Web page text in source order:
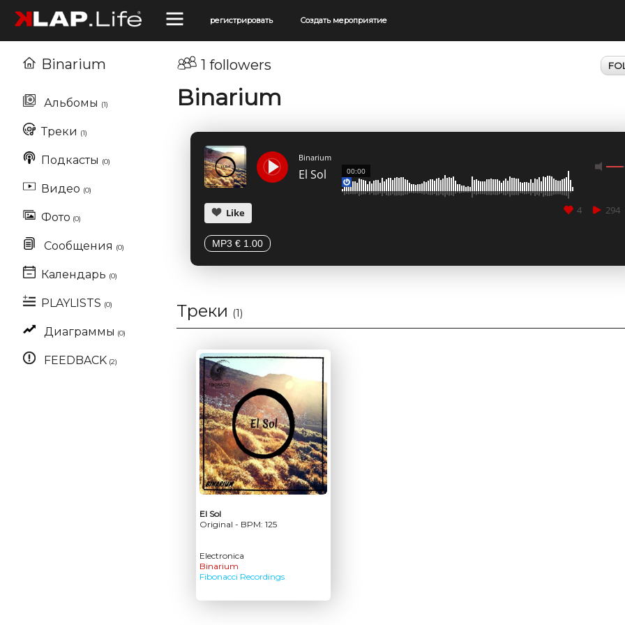
регистрировать Создать мероприятие
Binarium
Альбомы (1)
Треки (1)
Подкасты (0)
Видео (0)
Фото (0)
Сообщения (0)
Календарь (0)
PLAYLISTS (0)
Диаграммы (0)
FEEDBACK (2)
1 followers
Binarium
Binarium
El Sol 00:00
Like 294
4
MP3 € 1.00
Треки (1)
El Sol
Original - BPM: 125
Electronica
Binarium
Fibonacci Recordings